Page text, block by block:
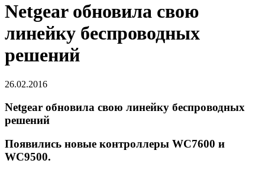
Netgear обновила свою
линейку беспроводных
решений
26.02.2016
Netgear обновила свою линейку беспроводных
решений
Появились новые контроллеры WC7600 и
WC9500.